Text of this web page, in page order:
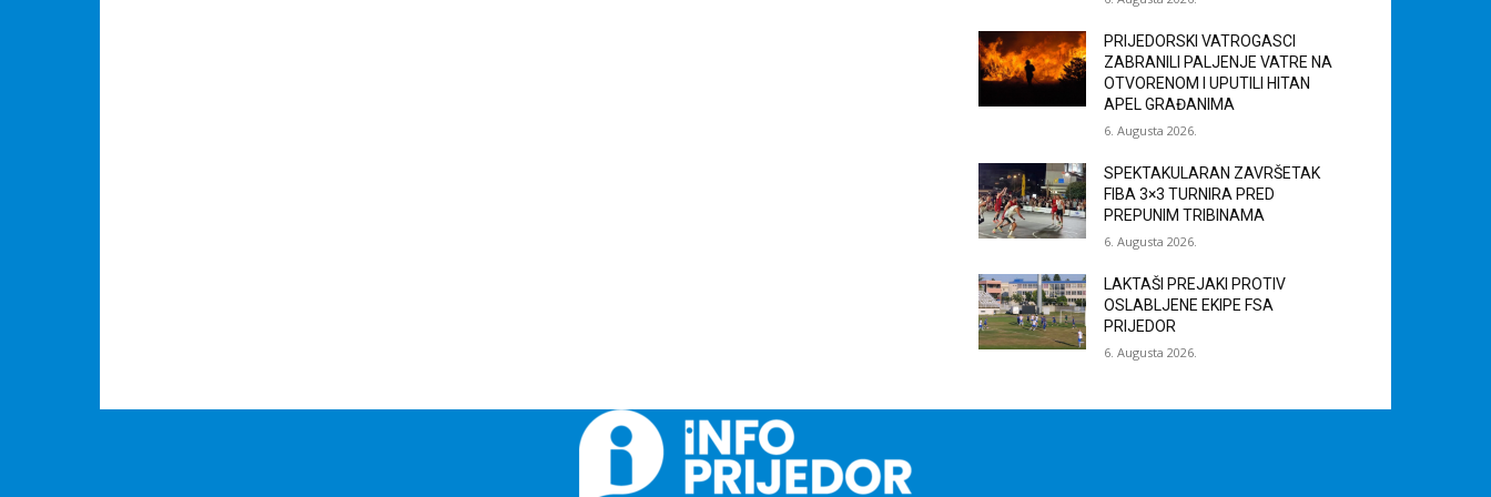
PRIJEDORSKI VATROGASCI
ZABRANILI PALJENJE VATRE NA
OTVORENOM I UPUTILI HITAN
APEL GRAĐANIMA
6. Augusta 2026.
SPEKTAKULARAN ZAVRŠETAK
FIBA 3×3 TURNIRA PRED
PREPUNIM TRIBINAMA
6. Augusta 2026.
LAKTAŠI PREJAKI PROTIV
OSLABLJENE EKIPE FSA
PRIJEDOR
6. Augusta 2026.